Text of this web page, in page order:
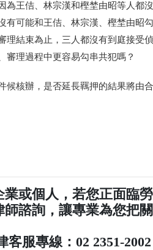
為王佶、林宗漢和樫埜由昭等人都
有可能和王佶、林宗漢、樫埜由昭
理結束為止，三人都沒有到庭接受
審理過程中更容易勾串共犯嗎？
候核辦，是否延長羈押的結果將由
業或個人，若您正面臨
諮詢，讓專業為您把關
客服專線：02 2351-2002